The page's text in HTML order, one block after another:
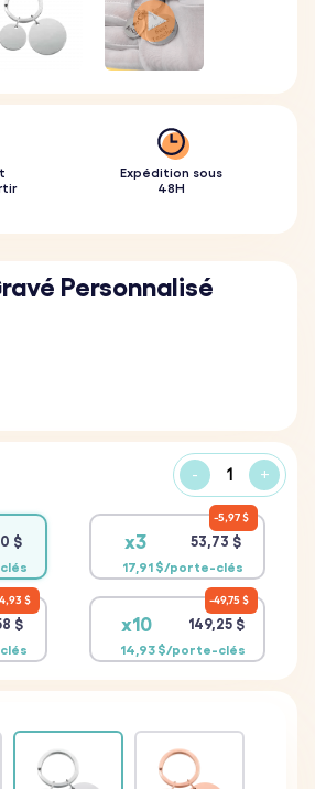
Expédition sous
48H
Personnalisé
- +
$ x3 53,73 $
17,91 $/porte-clés
5,97 $
$
$
x10 149,25 $
14,93 $/porte-clés
49,75 $